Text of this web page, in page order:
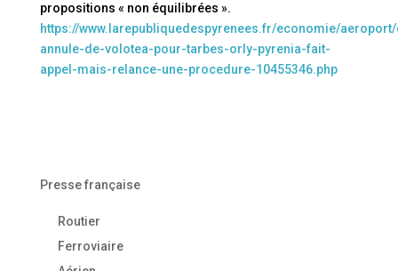
propositions « non équilibrées ».
https://www.larepubliquedespyrenees.fr/economie/
annule-de-volotea-pour-tarbes-orly-pyrenia-fait-
appel-mais-relance-une-procedure-10455346.php
Presse française
Routier
Ferroviaire